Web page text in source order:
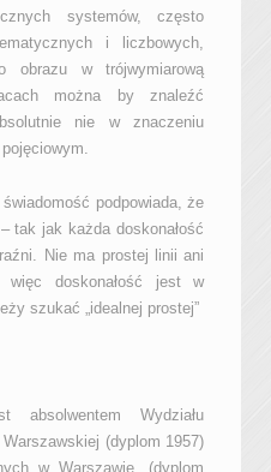
systemów, często
i liczbowych,
obrazu w trójwymiarową
można by znaleźć
nie w znaczeniu
podpowiada, że
tak jak każda doskonałość
Nie ma prostej linii ani
więc doskonałość jest w
szukać „idealnej prostej”
absolwentem Wydziału
(dyplom 1957)
w Warszawie, (dyplom